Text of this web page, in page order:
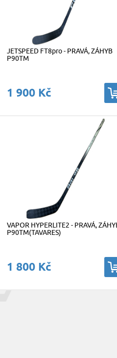
JETSPEED FT8pro - PRAVÁ, ZÁHYB
P90TM
1 900 Kč
VAPOR HYPERLITE2 - PRAVÁ,
P90TM(TAVARES)
1 800 Kč